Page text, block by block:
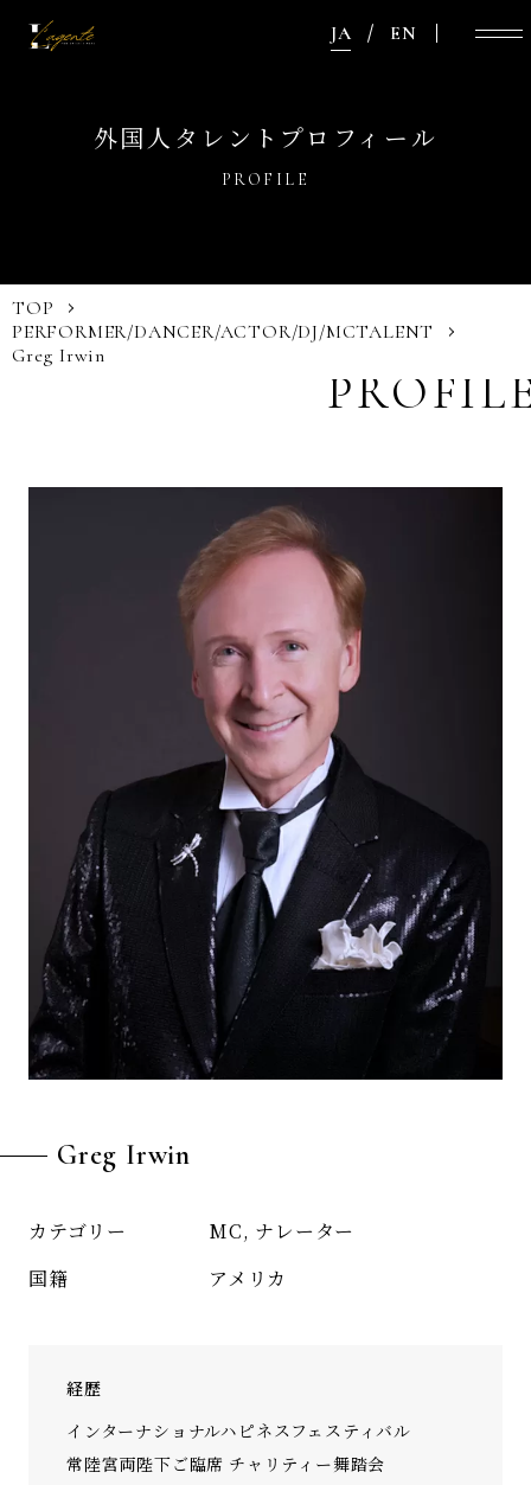
JA EN
外国人タレントプロフィール
PROFILE
TOP
PERFORMER/DANCER/ACTOR/DJ/MCTALENT
Greg Irwin
Greg Irwin
カテゴリー MC, ナレーター
国籍 アメリカ
経歴
インターナショナルハピネスフェスティバル
常陸宮両陛下ご臨席 チャリティー舞踏会